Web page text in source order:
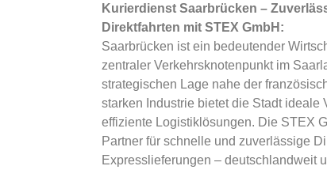
Kurierdienst Saarbrücken –
Direktfahrten mit STEX GmbH:
Saarbrücken ist ein bedeutender
zentraler Verkehrsknotenpunkt im
strategischen Lage nahe der
starken Industrie bietet die Stadt ideale
effiziente Logistiklösungen. Die STEX
Partner für schnelle und zuverlässige
Expresslieferungen – deutschlandweit